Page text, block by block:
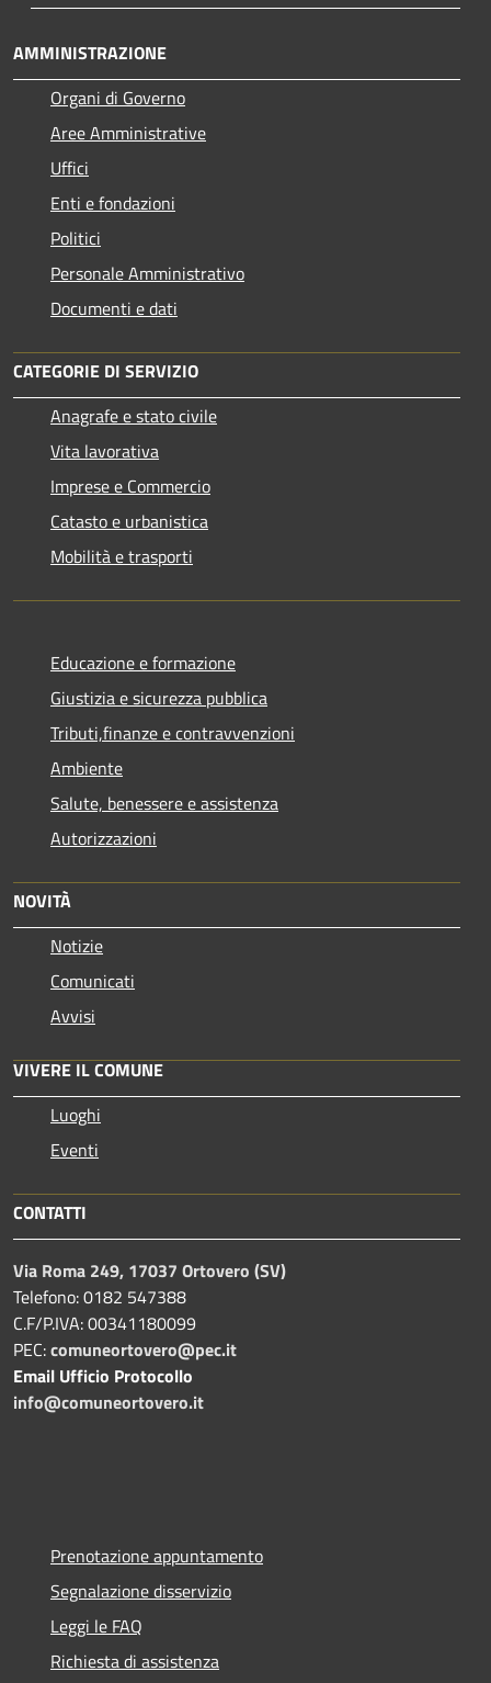
AMMINISTRAZIONE
Organi di Governo
Aree Amministrative
Uffici
Enti e fondazioni
Politici
Personale Amministrativo
Documenti e dati
CATEGORIE DI SERVIZIO
Anagrafe e stato civile
Vita lavorativa
Imprese e Commercio
Catasto e urbanistica
Mobilità e trasporti
Educazione e formazione
Giustizia e sicurezza pubblica
Tributi,finanze e contravvenzioni
Ambiente
Salute, benessere e assistenza
Autorizzazioni
NOVITÀ
Notizie
Comunicati
Avvisi
VIVERE IL COMUNE
Luoghi
Eventi
CONTATTI
Via Roma 249, 17037 Ortovero (SV)
Telefono: 0182 547388
C.F/P.IVA: 00341180099
PEC:comuneortovero@pec.it
Email Ufficio Protocollo
info@comuneortovero.it
Prenotazione appuntamento
Segnalazione disservizio
Leggi le FAQ
Richiesta di assistenza